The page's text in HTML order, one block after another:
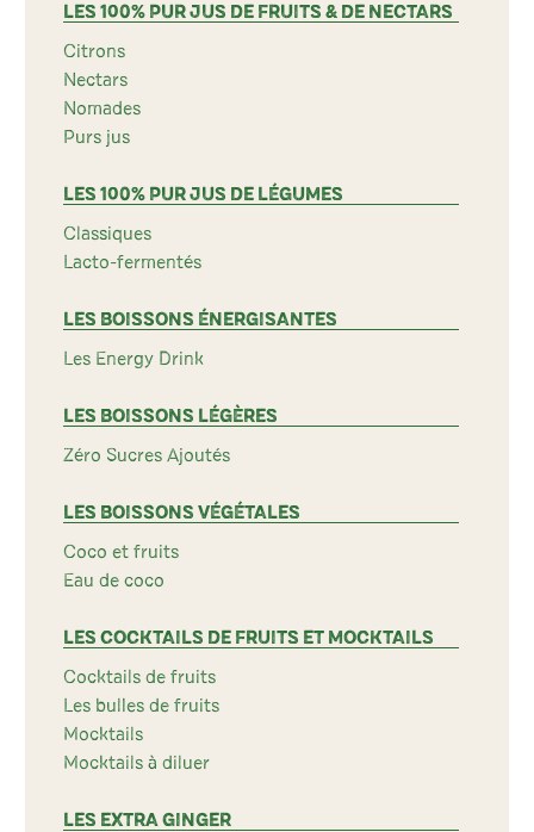
LES 100% PUR JUS DE FRUITS & DE NECTARS
Citrons
Nectars
Nomades
Purs jus
LES 100% PUR JUS DE LÉGUMES
Classiques
Lacto-fermentés
LES BOISSONS ÉNERGISANTES
Les Energy Drink
LES BOISSONS LÉGÈRES
Zéro Sucres Ajoutés
LES BOISSONS VÉGÉTALES
Coco et fruits
Eau de coco
LES COCKTAILS DE FRUITS ET MOCKTAILS
Cocktails de fruits
Les bulles de fruits
Mocktails
Mocktails à diluer
LES EXTRA GINGER